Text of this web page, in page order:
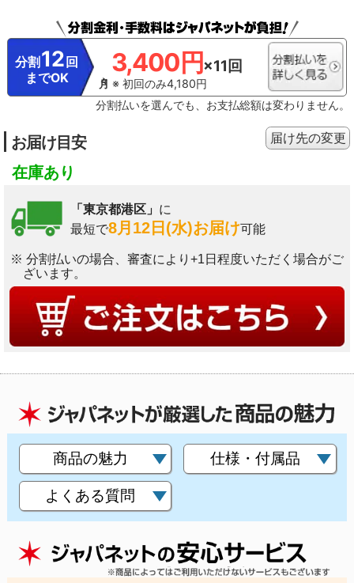
分割 12 回
までOK
3,400円×11回
※ 初回のみ4,180円
分割払いを選んでも、お支払総額は変わりません。
お届け目安
在庫あり
「東京都港区」 に
最短で8月12日(水)お届け可能
※ 分割払いの場合、審査により+1日程度いただく場合がご
ざいます。
届け先の変更
商品の魅力 仕様・付属品
よくある質問